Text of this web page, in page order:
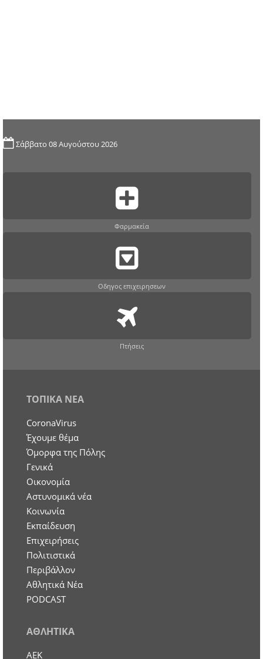
Σάββατο 08 Αυγούστου 2026
Φαρμακεία
Οδηγος επιχειρησεων
Πτήσεις
ΤΟΠΙΚΑ ΝΕΑ
CoronaVirus
Έχουμε θέμα
Όμορφα της Πόλης
Γενικά
Οικονομία
Aστυνομικά νέα
Κοινωνία
Εκπαίδευση
Επιχειρήσεις
Πολιτιστικά
Περιβάλλον
Αθλητικά Νέα
PODCAST
ΑΘΛΗΤΙΚΑ
ΑΕΚ